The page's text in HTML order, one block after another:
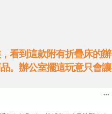
看到這款附有折疊床的辦
。辦公室擺這玩意只會讓